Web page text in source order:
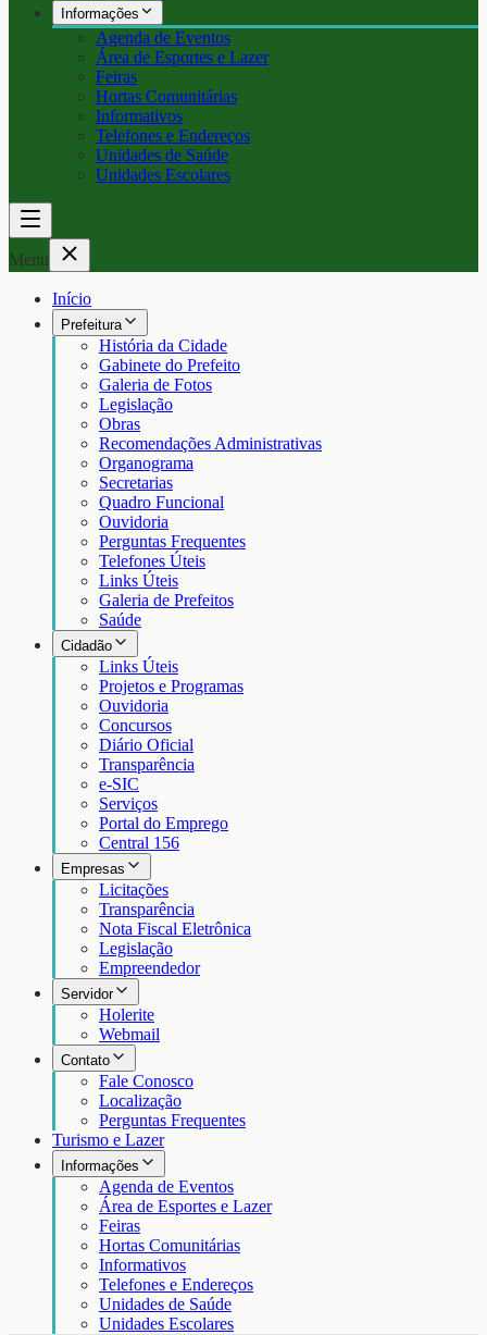
Informações
Agenda de Eventos
Área de Esportes e Lazer
Feiras
Hortas Comunitárias
Informativos
Telefones e Endereços
Unidades de Saúde
Unidades Escolares
Menu
Início
Prefeitura
História da Cidade
Gabinete do Prefeito
Galeria de Fotos
Legislação
Obras
Recomendações Administrativas
Organograma
Secretarias
Quadro Funcional
Ouvidoria
Perguntas Frequentes
Telefones Úteis
Links Úteis
Galeria de Prefeitos
Saúde
Cidadão
Links Úteis
Projetos e Programas
Ouvidoria
Concursos
Diário Oficial
Transparência
e-SIC
Serviços
Portal do Emprego
Central 156
Empresas
Licitações
Transparência
Nota Fiscal Eletrônica
Legislação
Empreendedor
Servidor
Holerite
Webmail
Contato
Fale Conosco
Localização
Perguntas Frequentes
Turismo e Lazer
Informações
Agenda de Eventos
Área de Esportes e Lazer
Feiras
Hortas Comunitárias
Informativos
Telefones e Endereços
Unidades de Saúde
Unidades Escolares